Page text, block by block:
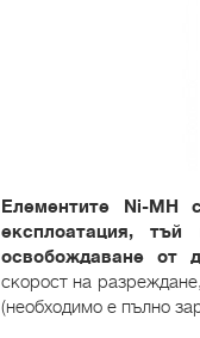
Елементите Ni-MH
експлоатация,
освобождаване от
скорост на
(необходимо е пълно